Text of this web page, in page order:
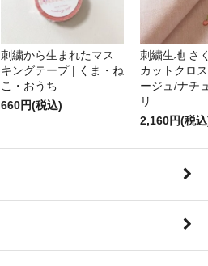
刺繍から生まれたマス
キングテープ | くま・ね
こ・おうち
660円(税込)
刺繍生地 さ
カットクロ
ージュ/ナチ
リ
2,160円(税